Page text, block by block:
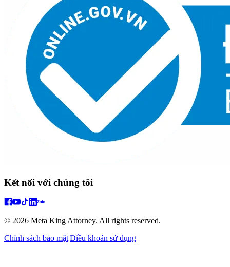
Kết nối với chúng tôi
© 2026 Meta King Attorney. All rights reserved.
Chính sách bảo mật|Điều khoản sử dụng